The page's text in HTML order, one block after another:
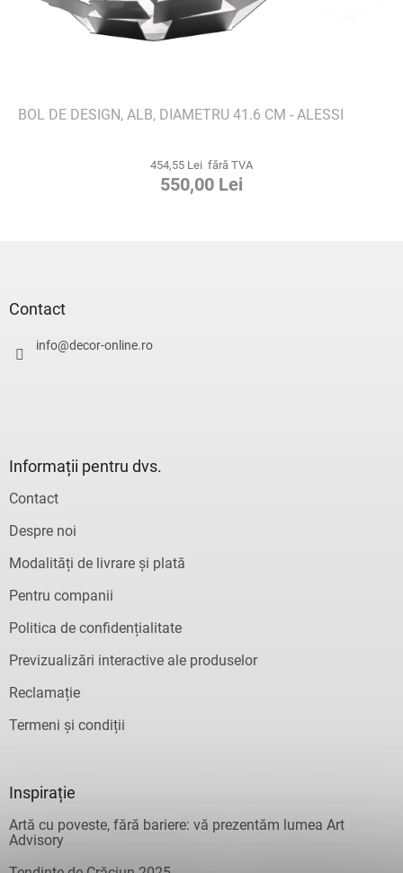
BOL DE DESIGN, ALB, DIAMETRU 41.6 CM - ALESSI
454,55 Lei fără TVA
550,00 Lei
Contact
info@decor-online.ro
Informații pentru dvs.
Contact
Despre noi
Modalități de livrare și plată
Pentru companii
Politica de confidențialitate
Previzualizări interactive ale produselor
Reclamație
Termeni și condiții
Inspirație
Artă cu poveste, fără bariere: vă prezentăm lumea Art
Advisory